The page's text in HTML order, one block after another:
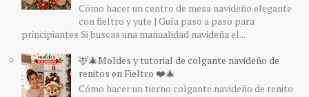
Cómo hacer un centro de mesa navideño elegante
con fieltro y yute | Guía paso a paso para
principiantes Si buscas una manualidad navideña el...
🦌🎄Moldes y tutorial de colgante navideño de
renitos en Fieltro ❤️🎄
Cómo hacer un tierno colgante navideño de renito